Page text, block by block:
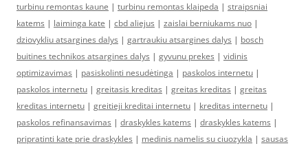
turbinu remontas kaune | turbinu remontas klaipeda | straipsniai
katems | laiminga kate | cbd aliejus | zaislai berniukams nuo |
dziovykliu atsargines dalys | gartraukiu atsargines dalys | bosch
buitines technikos atsargines dalys | gyvunu prekes | vidinis
optimizavimas | pasiskolinti nesudėtinga | paskolos internetu |
paskolos internetu | greitasis kreditas | greitas kreditas | greitas
kreditas internetu | greitieji kreditai internetu | kreditas internetu |
paskolos refinansavimas | draskykles katems | draskykles katems |
pripratinti kate prie draskykles | medinis namelis su ciuozykla | sausas